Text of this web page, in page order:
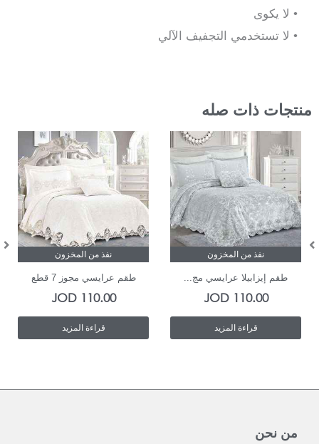
• لا يكوى
• لا تستخدمي التجفيف الآلي
منتجات ذات صله
نفذ من المخزون
طقم إيزابيلا عرايسي مج...
110.00
JOD
قراءة المزيد
نفذ من المخزون
طقم عرايسي مجوز 7 قطع
110.00
JOD
قراءة المزيد
من نحن